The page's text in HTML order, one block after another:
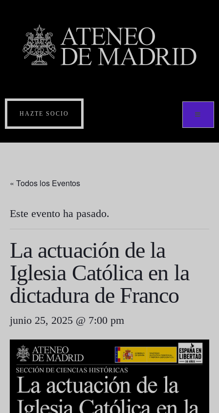
HAZTE SOCIO
« Todos los Eventos
Este evento ha pasado.
La actuación de la
Iglesia Católica en la
dictadura de Franco
junio 25, 2025 @ 7:00 pm